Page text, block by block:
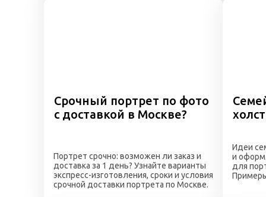
Портрет срочно: возможен ли заказ и
доставка за 1 день? Узнайте варианты
экспресс-изготовления, сроки и условия
срочной доставки портрета по Москве.
Срочный портрет по фото
с доставкой в Москве?
Идеи
и
для